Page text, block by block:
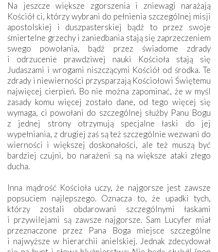
Na jeszcze większe zgorszenia i zniewagi narażają
Kościół ci, którzy wybrani do pełnienia szczególnej misji
apostolskiej i duszpasterskiej bądź to przez swoje
śmiertelne grzechy i zaniedbania stają się zaprzeczeniem
swego powołania, bądź przez świadome zdrady
i odrzucenie prawdziwej nauki Kościoła stają się
Judaszami i wrogami niszczącymi Kościół od środka. Te
zdrady i niewierności przysparzają Kościołowi Świętemu
najwięcej cierpień. Bo nie można zapominać, że w myśl
zasady komu więcej zostało dane, od tego więcej się
wymaga, ci powołani do szczególnej służby Panu Bogu
z jednej strony otrzymują specjalne łaski do jej
wypełniania, z drugiej zaś są też szczególnie wezwani do
wierności i większej doskonałości, ale też muszą być
bardziej czujni, bo narażeni są na większe ataki złego
ducha.
Inna mądrość Kościoła uczy, że najgorsze jest zawsze
popsuciem najlepszego. Oznacza to, że upadki tych,
którzy zostali obdarowani szczególnymi łaskami
i przywilejami są zawsze najgorsze. Sam Lucyfer miał
przeznaczone przez Pana Boga miejsce szczególne
i najwyższe w hierarchii anielskiej. Jednak zdecydował